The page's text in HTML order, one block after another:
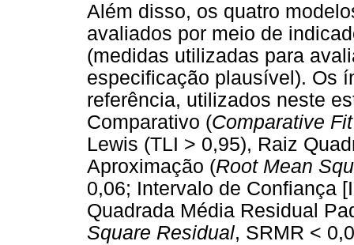
Além disso, os quatro
avaliados por meio de
(medidas utilizadas para
especificação plausível). Os
referência, utilizados neste
Comparativo (Comparative
Lewis (TLI > 0,95), Raiz
Aproximação (Root Mean
0,06; Intervalo de Confiança
Quadrada Média Residual
Square Residual, SRMR <